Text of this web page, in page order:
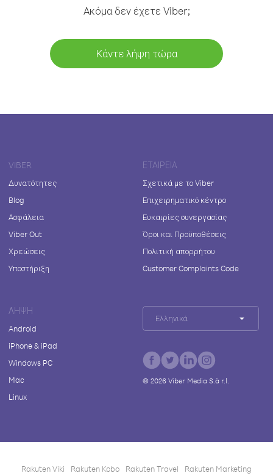
Ακόμα δεν έχετε Viber;
Κάντε λήψη τώρα
VIBER
Δυνατότητες
Blog
Ασφάλεια
Viber Out
Χρεώσεις
Υποστήριξη
ΕΤΑΙΡΕΊΑ
Σχετικά με το Viber
Επιχειρηματικό κέντρο
Ευκαιρίες συνεργασίας
Όροι και Προϋποθέσεις
Πολιτική απορρήτου
Customer Complaints Code
ΛΉΨΗ
Android
iPhone & iPad
Windows PC
Mac
Linux
Ελληνικά
© 2026Viber Media S.à r.l.
Rakuten Viki Rakuten Kobo Rakuten Travel Rakuten Marketing